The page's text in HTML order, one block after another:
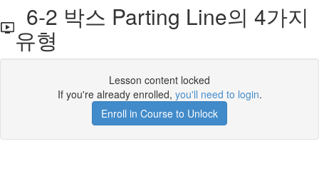
6-2 박스 Parting Line의 4가지
유형
Lesson content locked
If you're already enrolled, you'll need to login.
Enroll in Course to Unlock